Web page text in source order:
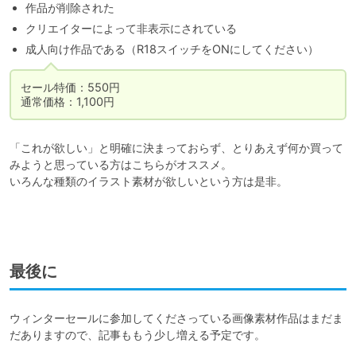
作品が削除された
クリエイターによって非表示にされている
成人向け作品である（R18スイッチをONにしてください）
セール特価：550円
通常価格：1,100円
「これが欲しい」と明確に決まっておらず、とりあえず何か買って
みようと思っている方はこちらがオススメ。
いろんな種類のイラスト素材が欲しいという方は是非。
最後に
ウィンターセールに参加してくださっている画像素材作品はまだま
だありますので、記事ももう少し増える予定です。